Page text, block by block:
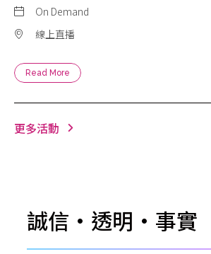
On Demand
線上直播
Read More
更多活動
誠信•透明•事實